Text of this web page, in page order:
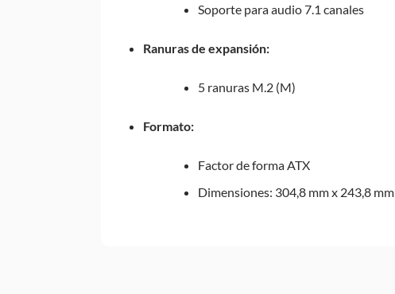
Soporte para audio 7.1 canales
Ranuras de expansión:
5 ranuras M.2 (M)
Formato:
Factor de forma ATX
Dimensiones: 304,8 mm x 243,8 mm